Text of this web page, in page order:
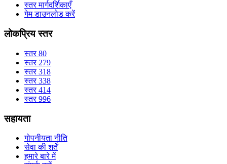
स्तर मार्गदर्शिकाएँ
गेम डाउनलोड करें
लोकप्रिय स्तर
स्तर 80
स्तर 279
स्तर 318
स्तर 338
स्तर 414
स्तर 996
सहायता
गोपनीयता नीति
सेवा की शर्तें
हमारे बारे में